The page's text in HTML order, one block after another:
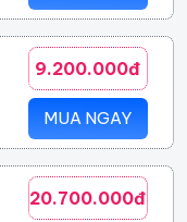
9.200.000đ
MUA NGAY
20.700.000đ